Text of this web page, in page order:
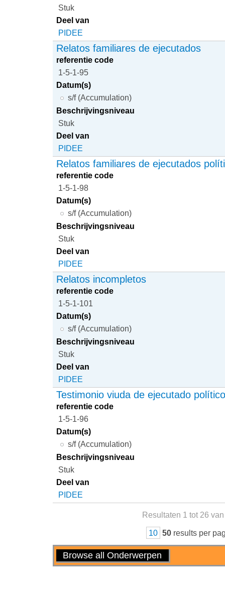
Stuk
Deel van
PIDEE
Relatos familiares de ejecutados
referentie code
1-5-1-95
Datum(s)
s/f (Accumulation)
Beschrijvingsniveau
Stuk
Deel van
PIDEE
Relatos familiares de ejecutados
referentie code
1-5-1-98
Datum(s)
s/f (Accumulation)
Beschrijvingsniveau
Stuk
Deel van
PIDEE
Relatos incompletos
referentie code
1-5-1-101
Datum(s)
s/f (Accumulation)
Beschrijvingsniveau
Stuk
Deel van
PIDEE
Testimonio viuda de ejecutado
referentie code
1-5-1-96
Datum(s)
s/f (Accumulation)
Beschrijvingsniveau
Stuk
Deel van
PIDEE
Resultaten 1 tot 26
10 50 results per
Handelingen
Browse all Onderwerpen